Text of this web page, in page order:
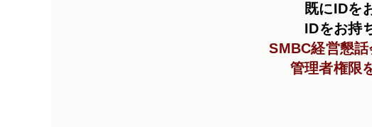
既にIDを
IDをお持
SMBC経営懇話
管理者権限